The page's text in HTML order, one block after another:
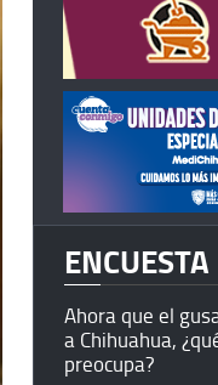
ENCUESTA
Ahora que el
a Chihuahua,
preocupa?